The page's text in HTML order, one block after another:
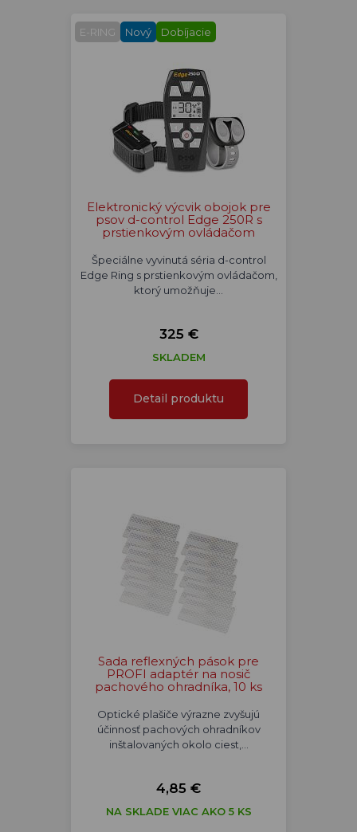
E-RING Nový Dobíjacie
Elektronický výcvik obojok pre
psov d-control Edge 250R s
prstienkovým ovládačom
Špeciálne vyvinutá séria d-control
Edge Ring s prstienkovým ovládačom,
ktorý umožňuje…
325 €
SKLADEM
Detail produktu
Sada reflexných pások pre
PROFI adaptér na nosič
pachového ohradníka, 10 ks
Optické plašiče výrazne zvyšujú
účinnosť pachových ohradníkov
inštalovaných okolo ciest,…
4,85 €
NA SKLADE VIAC AKO 5 KS